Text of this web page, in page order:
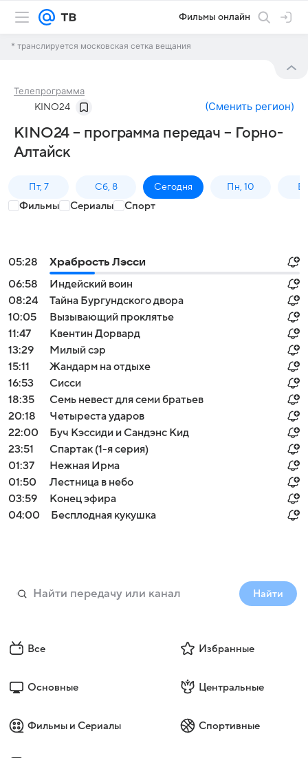
Фильмы онлайн
* транслируется московская сетка вещания
Телепрограмма
KINO24 (Сменить регион)
KINO24 – программа передач – Горно-
Алтайск
Пт, 7 Сб, 8 Сегодня Пн, 10
Фильмы Сериалы Спорт
05:28
Храбрость Лэсси
06:58
Индейский воин
08:24
Тайна Бургундского двора
10:05
Вызывающий проклятье
11:47
Квентин Дорвард
13:29
Милый сэр
15:11
Жандарм на отдыхе
16:53
Сисси
18:35
Семь невест для семи братьев
20:18
Четыреста ударов
22:00
Буч Кэссиди и Сандэнс Кид
23:51
Спартак (1-я серия)
01:37
Нежная Ирма
01:50
Лестница в небо
03:59
Конец эфира
04:00
Бесплодная кукушка
Найти
Все Избранные
Основные Центральные
Фильмы и Сериалы Спортивные